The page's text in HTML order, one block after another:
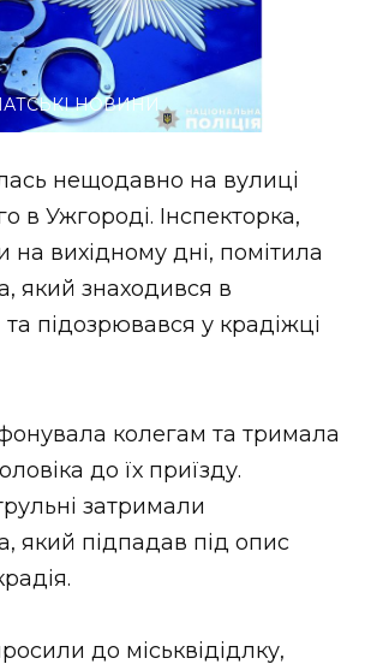
(відеоверсія)
НОВИНИ
УКРАЇНИ
НОВИНИ
нещодавно на вулиці
в Ужгороді. Інспекторка,
на вихідному дні, помітила
який знаходився в
та підозрювався у крадіжці
колегам та тримала
до їх приїзду.
затримали
який підпадав під опис
до міськвідідлку,